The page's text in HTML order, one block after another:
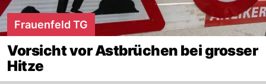
Frauenfeld TG
Vorsicht vor Astbrüchen bei grosser
Hitze